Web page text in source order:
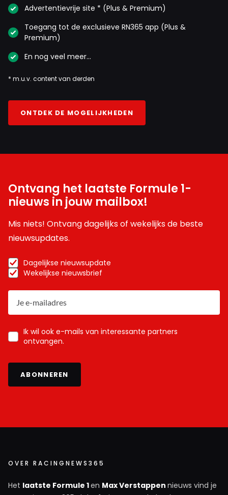
Advertentievrije site * (Plus & Premium)
Toegang tot de exclusieve RN365 app (Plus &
Premium)
En nog veel meer…
* m.u.v. content van derden
ONTDEK DE MOGELIJKHEDEN
Ontvang het laatste Formule 1-
nieuws in jouw mailbox!
Mis niets! Ontvang dagelijks of wekelijks de beste
nieuwsupdates.
Dagelijkse nieuwsupdate
Wekelijkse nieuwsbrief
Ik wil ook e-mails van interessante partners
ontvangen.
ABONNEREN
OVER RACINGNEWS365
Het laatste Formule 1en Max Verstappen nieuws vind je